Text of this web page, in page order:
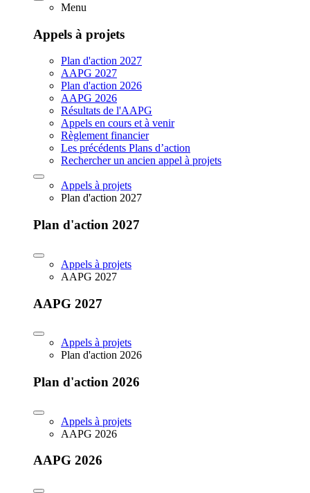
Menu
Appels à projets
Plan d'action 2027
AAPG 2027
Plan d'action 2026
AAPG 2026
Résultats de l'AAPG
Appels en cours et à venir
Règlement financier
Les précédents Plans d’action
Rechercher un ancien appel à projets
Appels à projets
Plan d'action 2027
Plan d'action 2027
Appels à projets
AAPG 2027
AAPG 2027
Appels à projets
Plan d'action 2026
Plan d'action 2026
Appels à projets
AAPG 2026
AAPG 2026